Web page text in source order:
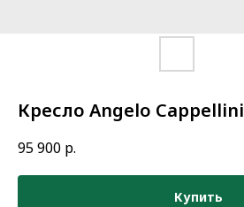
Кресло Angelo Cappellini
95 900 р.
Купить